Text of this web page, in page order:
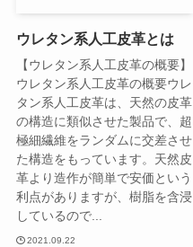
ウレタン系人工皮革とは
【ウレタン系人工皮革の概要】
ウレタン系人工皮革の概要ウレ
タン系人工皮革は、天然の皮革
の構造に類似させた製品で、超
極細繊維をランダムに交差させ
た構造をもっています。天然皮
革より造作が簡単で安価という
利点がありますが、樹脂を含浸
しているので...
2021.09.22